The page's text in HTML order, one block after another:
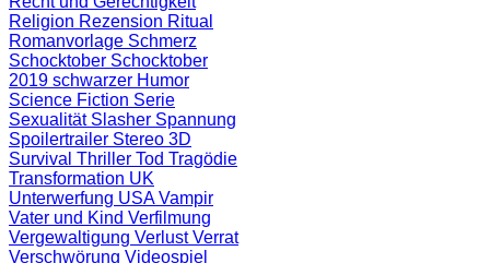
Religion Rezension Ritual
Romanvorlage Schmerz
Schocktober Schocktober
2019 schwarzer Humor
Science Fiction Serie
Sexualität Slasher Spannung
Spoilertrailer Stereo 3D
Survival Thriller Tod Tragödie
Transformation UK
Unterwerfung USAVampir
Vater und Kind Verfilmung
Vergewaltigung VerlustVerrat
Verschwörung Videospiel